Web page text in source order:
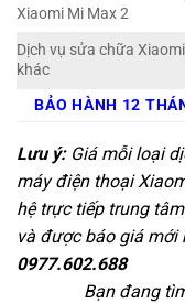
Xiaomi Mi Max 2
Dịch vụ sửa chữa
khác
BẢO HÀNH 12
Lưu ý:Giá mỗi loại
máy điện thoại
hệ trực tiếp trung
và được báo giá mới
0977.602.688
Bạn đang